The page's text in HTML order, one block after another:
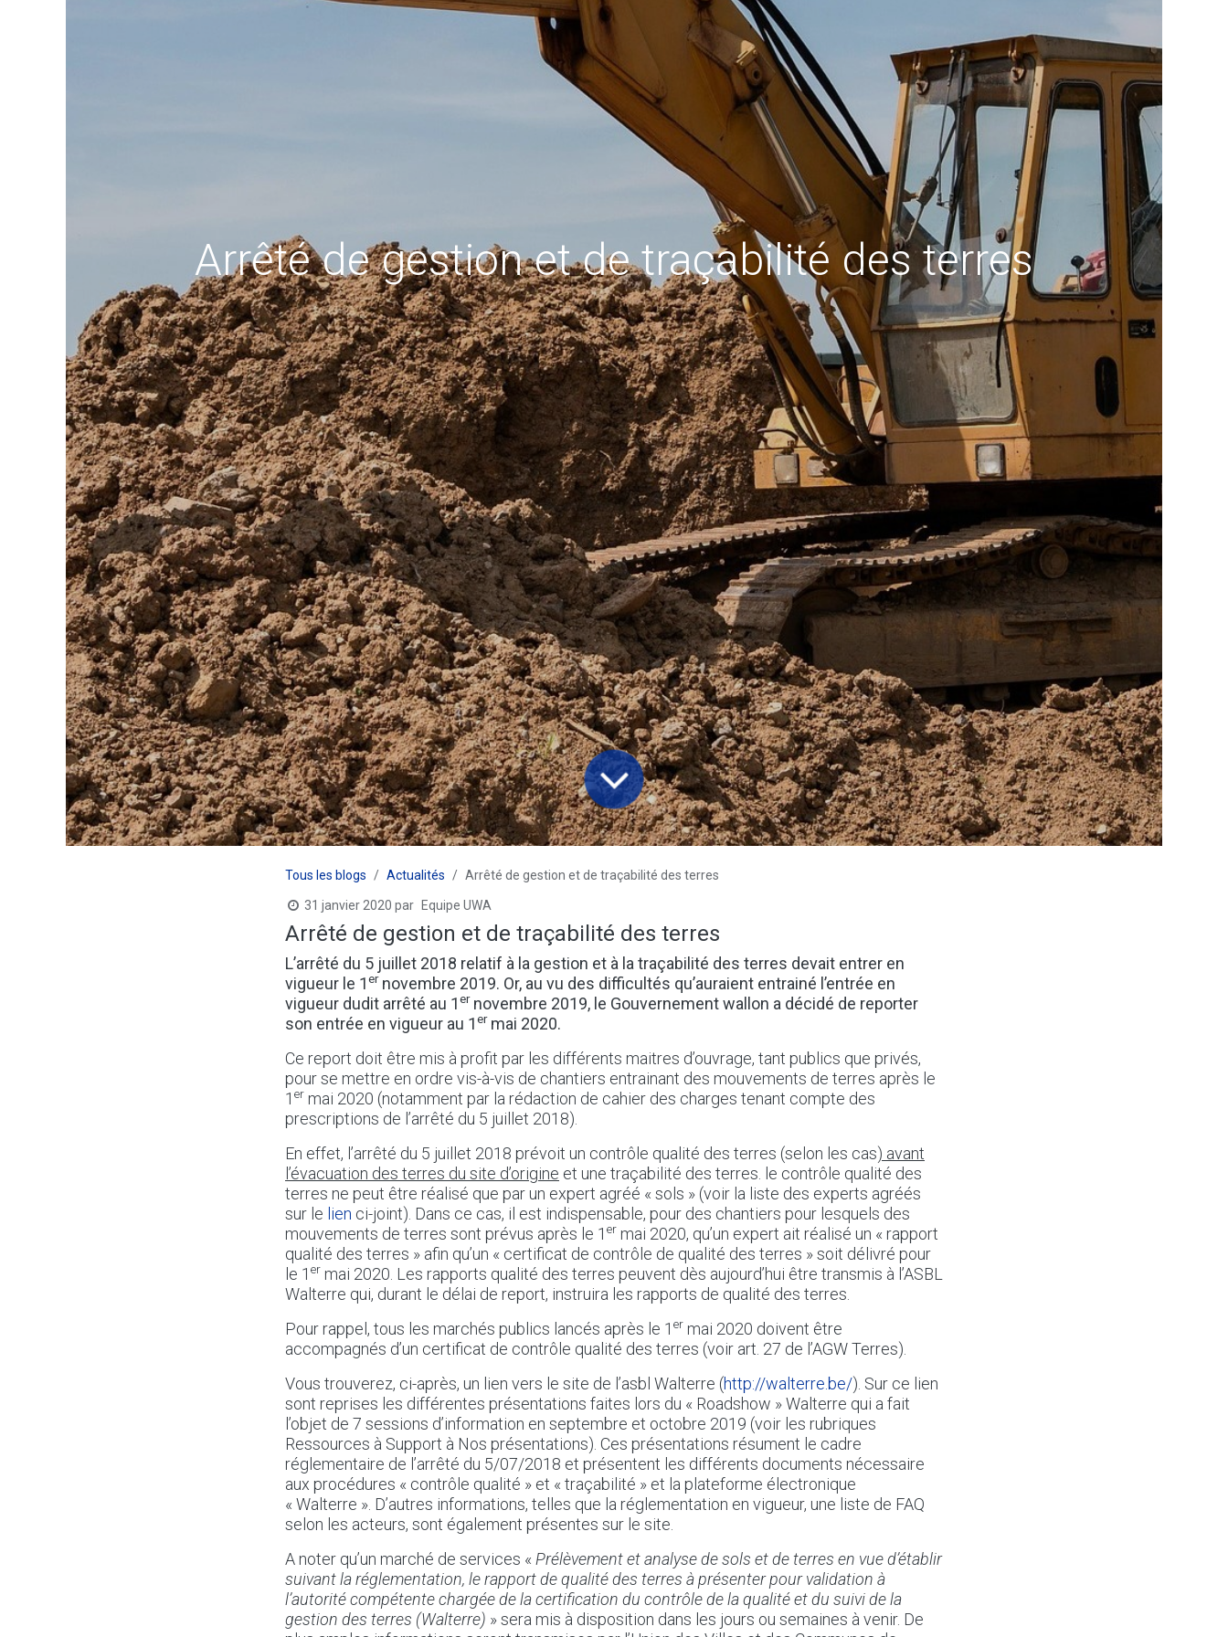
Arrêté de gestion et de traçabilité des terres
Tous les blogs Actualités Arrêté de gestion et de traçabilité des terres
31 janvier 2020 par Equipe UWA
Arrêté de gestion et de traçabilité des terres
L’arrêté du 5 juillet 2018 relatif à la gestion et à la traçabilité des terres devait entrer en
vigueur le 1ernovembre 2019. Or, au vu des difficultés qu’auraient entrainé l’entrée en
vigueur dudit arrêté au 1ernovembre 2019, le Gouvernement wallon a décidé de reporter
son entrée en vigueur au 1ermai 2020.
Ce report doit être mis à profit par les différents maitres d’ouvrage, tant publics que privés,
pour se mettre en ordre vis-à-vis de chantiers entrainant des mouvements de terres après le
1 er mai 2020 (notamment par la rédaction de cahier des charges tenant compte des
prescriptions de l’arrêté du 5 juillet 2018).
En effet, l’arrêté du 5 juillet 2018 prévoit un contrôle qualité des terres (selon les cas) avant
l’évacuation des terres du site d’origine et une traçabilité des terres. le contrôle qualité des
terres ne peut être réalisé que par un expert agréé « sols » (voir la liste des experts agréés
sur le lien ci-joint). Dans ce cas, il est indispensable, pour des chantiers pour lesquels des
mouvements de terres sont prévus après le 1 er mai 2020, qu’un expert ait réalisé un « rapport
qualité des terres » afin qu’un « certificat de contrôle de qualité des terres » soit délivré pour
le 1 er mai 2020. Les rapports qualité des terres peuvent dès aujourd’hui être transmis à l’ASBL
Walterre qui, durant le délai de report, instruira les rapports de qualité des terres.
Pour rappel, tous les marchés publics lancés après le 1 er mai 2020 doivent être
accompagnés d’un certificat de contrôle qualité des terres (voir art. 27 de l’AGW Terres).
Vous trouverez, ci-après, un lien vers le site de l’asbl Walterre (http://walterre.be/). Sur ce lien
sont reprises les différentes présentations faites lors du « Roadshow » Walterre qui a fait
l’objet de 7 sessions d’information en septembre et octobre 2019 (voir les rubriques
Ressources à Support à Nos présentations). Ces présentations résument le cadre
réglementaire de l’arrêté du 5/07/2018 et présentent les différents documents nécessaire
aux procédures « contrôle qualité » et « traçabilité » et la plateforme électronique
« Walterre ». D’autres informations, telles que la réglementation en vigueur, une liste de FAQ
selon les acteurs, sont également présentes sur le site.
A noter qu’un marché de services « Prélèvement et analyse de sols et de terres en vue d’établir
suivant la réglementation, le rapport de qualité des terres à présenter pour validation à
l’autorité compétente chargée de la certification du contrôle de la qualité et du suivi de la
gestion des terres (Walterre) » sera mis à disposition dans les jours ou semaines à venir. De